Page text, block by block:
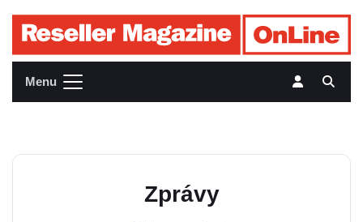
Menu
Zprávy